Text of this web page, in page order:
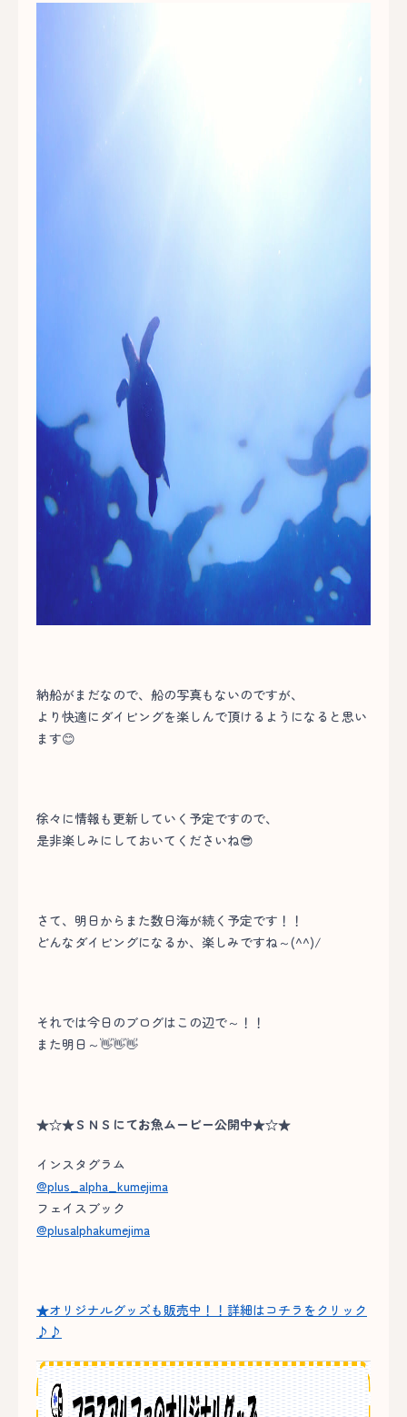
納船がまだなので、船の写真もないのですが、
より快適にダイビングを楽しんで頂けるようになると思い
ます😊
徐々に情報も更新していく予定ですので、
是非楽しみにしておいてくださいね😎
さて、明日からまた数日海が続く予定です！！
どんなダイビングになるか、楽しみですね～(^^)/
それでは今日のブログはこの辺で～！！
また明日～👋👋👋
★☆★ＳＮＳにてお魚ムービー公開中★☆★
インスタグラム
@plus_alpha_kumejima
フェイスブック
@plusalphakumejima
★オリジナルグッズも販売中！！詳細はコチラをクリック
♪♪